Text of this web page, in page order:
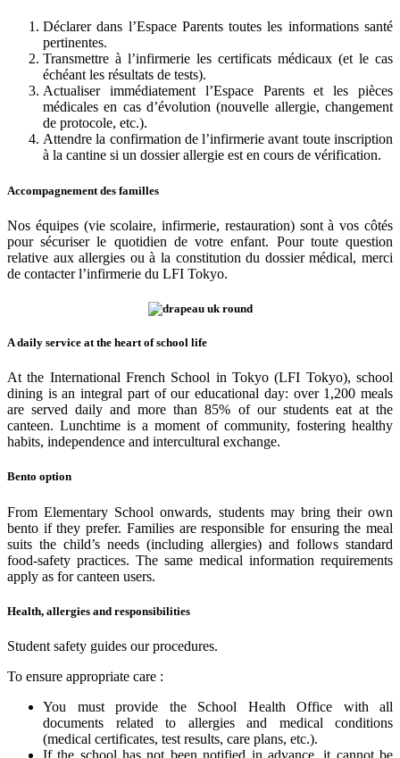
Déclarer dans l’Espace Parents toutes les informations santé
pertinentes.
Transmettre à l’infirmerie les certificats médicaux (et le cas
échéant les résultats de tests).
Actualiser immédiatement l’Espace Parents et les pièces
médicales en cas d’évolution (nouvelle allergie, changement
de protocole, etc.).
Attendre la confirmation de l’infirmerie avant toute inscription
à la cantine si un dossier allergie est en cours de vérification.
Accompagnement des familles
Nos équipes (vie scolaire, infirmerie, restauration) sont à vos côtés
pour sécuriser le quotidien de votre enfant. Pour toute question
relative aux allergies ou à la constitution du dossier médical, merci
de contacter l’infirmerie du LFI Tokyo.
A daily service at the heart of school life
At the International French School in Tokyo (LFI Tokyo), school
dining is an integral part of our educational day: over 1,200 meals
are served daily and more than 85% of our students eat at the
canteen. Lunchtime is a moment of community, fostering healthy
habits, independence and intercultural exchange.
Bento option
From Elementary School onwards, students may bring their own
bento if they prefer. Families are responsible for ensuring the meal
suits the child’s needs (including allergies) and follows standard
food-safety practices. The same medical information requirements
apply as for canteen users.
Health, allergies and responsibilities
Student safety guides our procedures.
To ensure appropriate care :
You must provide the School Health Office with all
documents related to allergies and medical conditions
(medical certificates, test results, care plans, etc.).
If the school has not been notified in advance, it cannot be